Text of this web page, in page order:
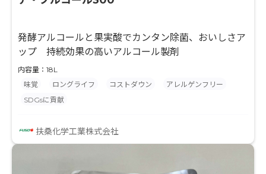
発酵アルコールと果実酸でカンタン除菌、おいしさア
ップ 持続効果の高いアルコール製剤
内容量：18L
味覚
ロングライフ コストダウン
アレルゲンフリー
SDGsに貢献
扶桑化学工業株式会社